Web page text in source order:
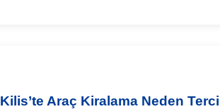
Kilis’te Araç Kiralama Neden